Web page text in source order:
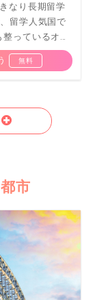
なり長期留学
留学人気国で
っているオー
学はいかが？
市